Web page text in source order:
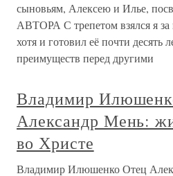
сыновьям, Алексею и Илье,
АВТОРА С трепетом взялся я за
хотя и готовил её почти десять
преимуществ перед другими
Владимир
Александр Мень:
во Христе
Владимир Илюшенко Отец